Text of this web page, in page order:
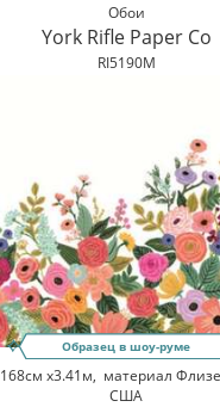
Обои
York Rifle Paper Co
RI5190M
Образец в шоу-руме
168см x3.41м, материал
США